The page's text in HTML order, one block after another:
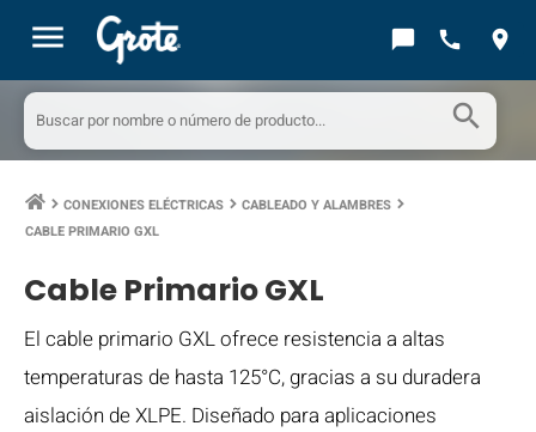
menu chat_bubble call location_on
search
keyboard_arrow_right CONEXIONES ELÉCTRICAS keyboard_arrow_right CABLEADO Y ALAMBRES keyboard_arrow_right
CABLE PRIMARIO GXL
Cable Primario GXL
El cable primario GXL ofrece resistencia a altas
temperaturas de hasta 125°C, gracias a su duradera
aislación de XLPE. Diseñado para aplicaciones